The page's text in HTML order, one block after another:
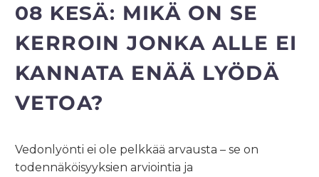
08 KESÄ: MIKÄ ON SE
KERROIN JONKA ALLE EI
KANNATA ENÄÄ LYÖDÄ
VETOA?
Vedonlyönti ei ole pelkkää arvausta – se on
todennäköisyyksien arviointia ja